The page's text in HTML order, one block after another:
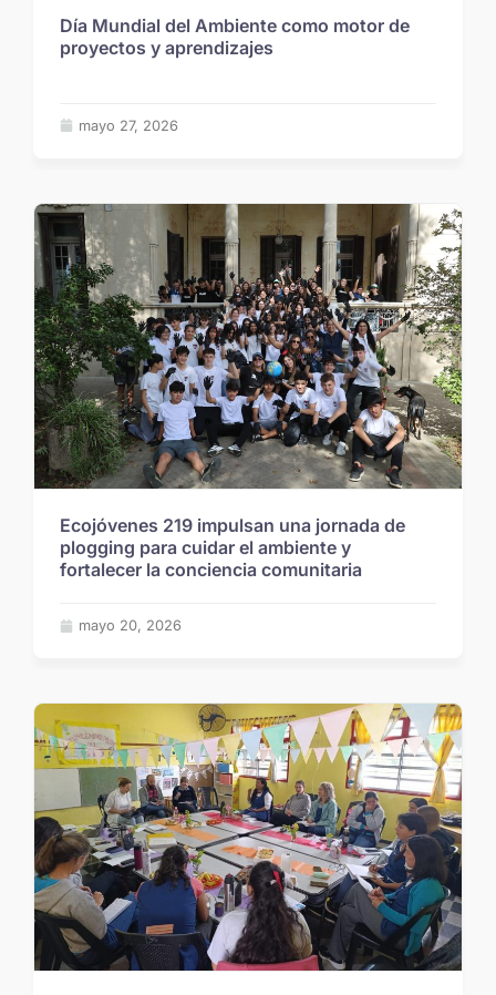
Día Mundial del Ambiente como motor de
proyectos y aprendizajes
mayo 27, 2026
Ecojóvenes 219 impulsan una jornada de
plogging para cuidar el ambiente y
fortalecer la conciencia comunitaria
mayo 20, 2026